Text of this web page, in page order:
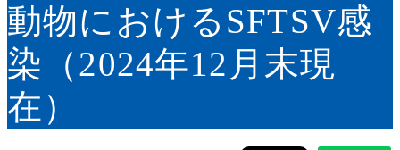
動物におけるSFTSV感
染（2024年12月末現
在）